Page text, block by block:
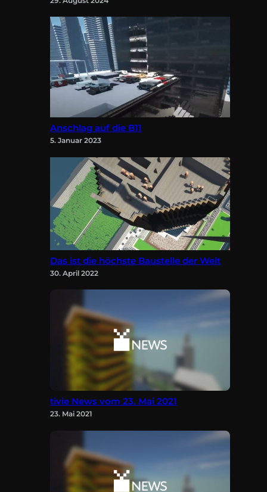
Anschlag auf die B11
5. Januar 2023
Das ist die höchste Baustelle der Welt
30. April 2022
tivie News vom 23. Mai 2021
23. Mai 2021